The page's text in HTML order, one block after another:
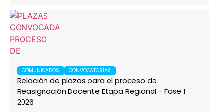
COMUNICADOS CONVOCATORIAS
Relación de plazas para el proceso de
Reasignación Docente Etapa Regional - Fase 1
2026